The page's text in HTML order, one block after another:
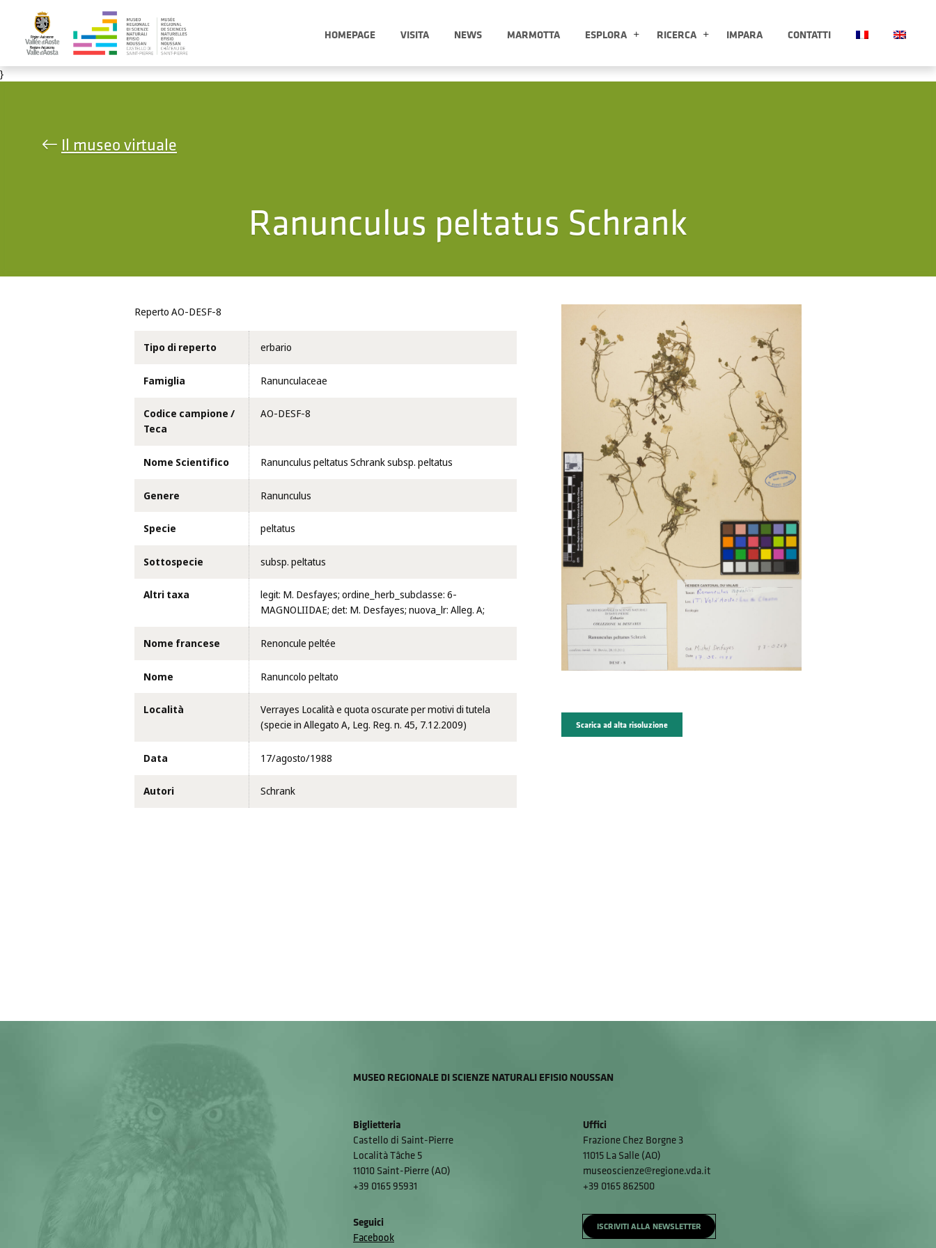
HOMEPAGE VISITA NEWS MARMOTTA ESPLORA RICERCA IMPARA CONTATTI
}
Il museo virtuale
Ranunculus peltatus Schrank
Reperto AO-DESF-8
Tipo di reperto erbario
Famiglia Ranunculaceae
Codice campione /
Teca
AO-DESF-8
Nome Scientifico Ranunculus peltatus Schrank subsp. peltatus
Genere Ranunculus
Specie peltatus
Sottospecie subsp. peltatus
Altri taxa
legit: M. Desfayes; ordine_herb_subclasse: 6-
MAGNOLIIDAE; det: M. Desfayes; nuova_lr: Alleg. A;
Nome francese Renoncule peltée
Nome Ranuncolo peltato
Località
Verrayes Località e quota oscurate per motivi di tutela
(specie in Allegato A, Leg. Reg. n. 45, 7.12.2009)
Data 17/agosto/1988
Autori Schrank
Scarica ad alta risoluzione
MUSEO REGIONALE DI SCIENZE NATURALI EFISIO NOUSSAN
Biglietteria
Castello di Saint-Pierre
Località Tâche 5
11010 Saint-Pierre (AO)
+39 0165 95931
Uffici
Frazione Chez Borgne 3
11015 La Salle (AO)
museoscienze@regione.vda.it
+39 0165 862500
Seguici
Facebook
ISCRIVITI ALLA NEWSLETTER